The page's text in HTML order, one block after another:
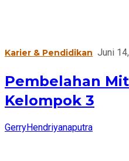
Karier & Pendidikan Juni
Pembelahan
Kelompok 3
GerryHendriyanaputra